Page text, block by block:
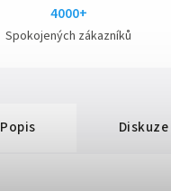
4000+
Spokojených zákazníků
Popis Diskuze